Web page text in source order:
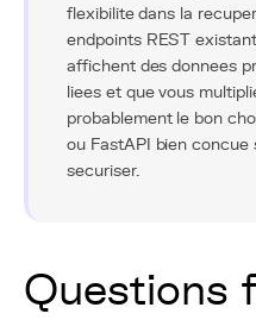
flexibilite dans la
endpoints REST
affichent des donnees
liees et que vous
probablement le bon
ou FastAPI bien concue
securiser.
Questions